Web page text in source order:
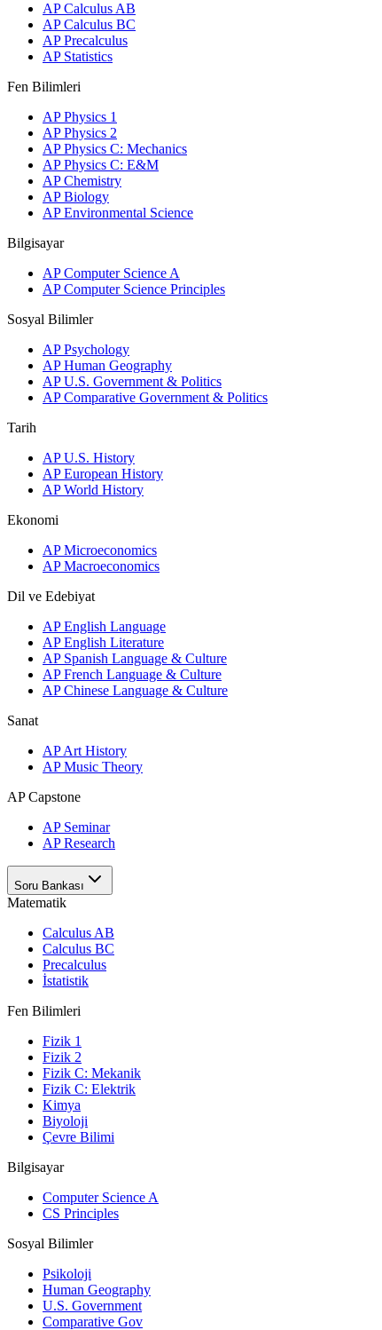
AP Calculus AB
AP Calculus BC
AP Precalculus
AP Statistics
Fen Bilimleri
AP Physics 1
AP Physics 2
AP Physics C: Mechanics
AP Physics C: E&M
AP Chemistry
AP Biology
AP Environmental Science
Bilgisayar
AP Computer Science A
AP Computer Science Principles
Sosyal Bilimler
AP Psychology
AP Human Geography
AP U.S. Government & Politics
AP Comparative Government & Politics
Tarih
AP U.S. History
AP European History
AP World History
Ekonomi
AP Microeconomics
AP Macroeconomics
Dil ve Edebiyat
AP English Language
AP English Literature
AP Spanish Language & Culture
AP French Language & Culture
AP Chinese Language & Culture
Sanat
AP Art History
AP Music Theory
AP Capstone
AP Seminar
AP Research
Soru Bankası
Matematik
Calculus AB
Calculus BC
Precalculus
İstatistik
Fen Bilimleri
Fizik 1
Fizik 2
Fizik C: Mekanik
Fizik C: Elektrik
Kimya
Biyoloji
Çevre Bilimi
Bilgisayar
Computer Science A
CS Principles
Sosyal Bilimler
Psikoloji
Human Geography
U.S. Government
Comparative Gov